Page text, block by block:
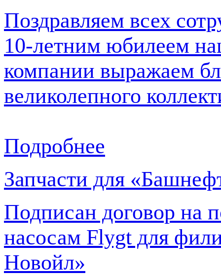
Поздравляем всех
10-летним юбилеем
компании выражаем
великолепного
Подробнее
Запчасти для
Подписан договор на
насосам Flygt для
Новойл»